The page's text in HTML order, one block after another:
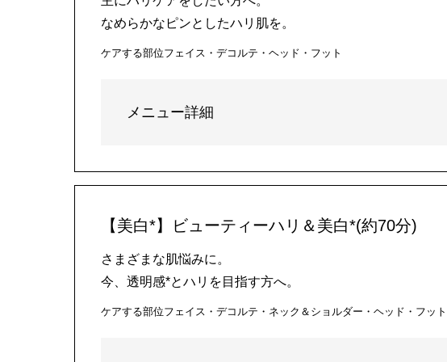
なめらかなピンとしたハリ肌を。
ケアする部位フェイス・デコルテ・ヘッド・フット
メニュー詳細
【美白*】ビューティーハリ＆美白*(約70分)
さまざまな肌悩みに。
今、透明感*とハリを目指す方へ。
ケアする部位フェイス・デコルテ・ネック＆ショルダー・ヘッド・フット